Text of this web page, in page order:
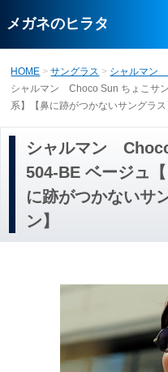
メガネのヒラタ
HOME サングラス
シャルマン
シャルマン Choco Sun ちょこサ
系】【鼻に跡がつかないサングラス
シャルマン
504-BE ベージュ
に跡がつかないサ
ン】